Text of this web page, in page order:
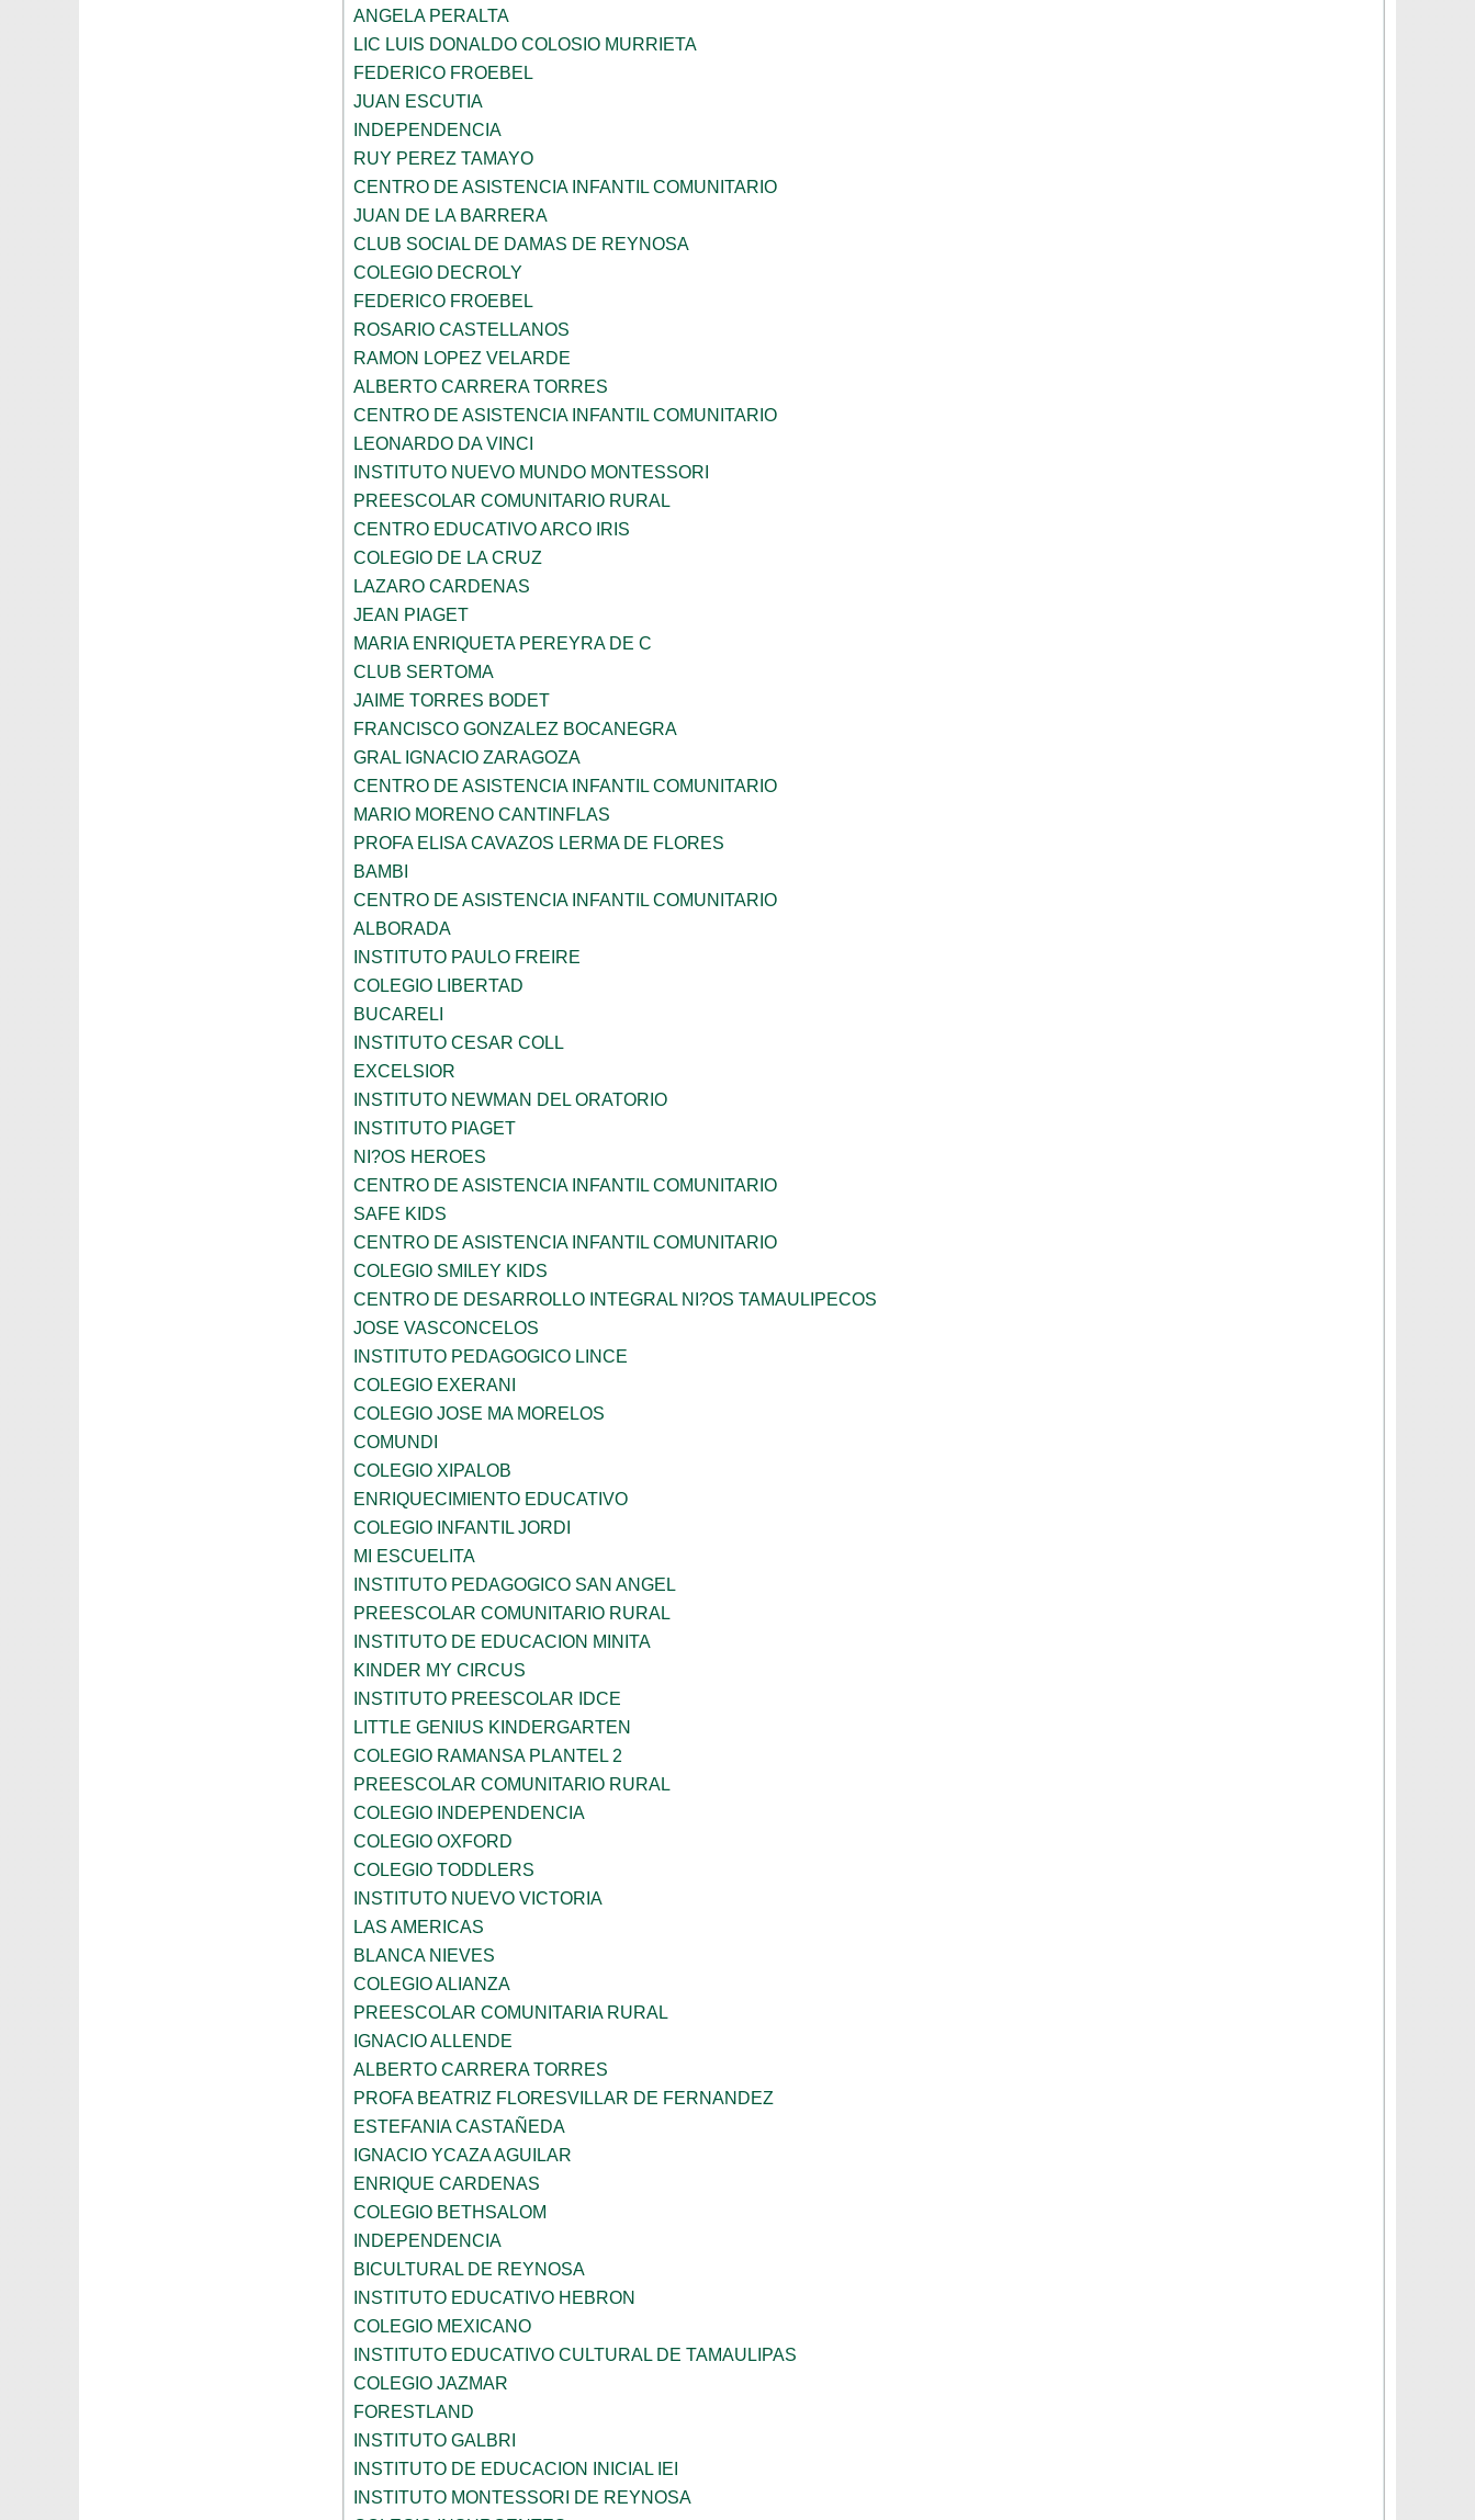
ANGELA PERALTA
LIC LUIS DONALDO COLOSIO MURRIETA
FEDERICO FROEBEL
JUAN ESCUTIA
INDEPENDENCIA
RUY PEREZ TAMAYO
CENTRO DE ASISTENCIA INFANTIL COMUNITARIO
JUAN DE LA BARRERA
CLUB SOCIAL DE DAMAS DE REYNOSA
COLEGIO DECROLY
FEDERICO FROEBEL
ROSARIO CASTELLANOS
RAMON LOPEZ VELARDE
ALBERTO CARRERA TORRES
CENTRO DE ASISTENCIA INFANTIL COMUNITARIO
LEONARDO DA VINCI
INSTITUTO NUEVO MUNDO MONTESSORI
PREESCOLAR COMUNITARIO RURAL
CENTRO EDUCATIVO ARCO IRIS
COLEGIO DE LA CRUZ
LAZARO CARDENAS
JEAN PIAGET
MARIA ENRIQUETA PEREYRA DE C
CLUB SERTOMA
JAIME TORRES BODET
FRANCISCO GONZALEZ BOCANEGRA
GRAL IGNACIO ZARAGOZA
CENTRO DE ASISTENCIA INFANTIL COMUNITARIO
MARIO MORENO CANTINFLAS
PROFA ELISA CAVAZOS LERMA DE FLORES
BAMBI
CENTRO DE ASISTENCIA INFANTIL COMUNITARIO
ALBORADA
INSTITUTO PAULO FREIRE
COLEGIO LIBERTAD
BUCARELI
INSTITUTO CESAR COLL
EXCELSIOR
INSTITUTO NEWMAN DEL ORATORIO
INSTITUTO PIAGET
NI?OS HEROES
CENTRO DE ASISTENCIA INFANTIL COMUNITARIO
SAFE KIDS
CENTRO DE ASISTENCIA INFANTIL COMUNITARIO
COLEGIO SMILEY KIDS
CENTRO DE DESARROLLO INTEGRAL NI?OS TAMAULIPECOS
JOSE VASCONCELOS
INSTITUTO PEDAGOGICO LINCE
COLEGIO EXERANI
COLEGIO JOSE MA MORELOS
COMUNDI
COLEGIO XIPALOB
ENRIQUECIMIENTO EDUCATIVO
COLEGIO INFANTIL JORDI
MI ESCUELITA
INSTITUTO PEDAGOGICO SAN ANGEL
PREESCOLAR COMUNITARIO RURAL
INSTITUTO DE EDUCACION MINITA
KINDER MY CIRCUS
INSTITUTO PREESCOLAR IDCE
LITTLE GENIUS KINDERGARTEN
COLEGIO RAMANSA PLANTEL 2
PREESCOLAR COMUNITARIO RURAL
COLEGIO INDEPENDENCIA
COLEGIO OXFORD
COLEGIO TODDLERS
INSTITUTO NUEVO VICTORIA
LAS AMERICAS
BLANCA NIEVES
COLEGIO ALIANZA
PREESCOLAR COMUNITARIA RURAL
IGNACIO ALLENDE
ALBERTO CARRERA TORRES
PROFA BEATRIZ FLORESVILLAR DE FERNANDEZ
ESTEFANIA CASTAÑEDA
IGNACIO YCAZA AGUILAR
ENRIQUE CARDENAS
COLEGIO BETHSALOM
INDEPENDENCIA
BICULTURAL DE REYNOSA
INSTITUTO EDUCATIVO HEBRON
COLEGIO MEXICANO
INSTITUTO EDUCATIVO CULTURAL DE TAMAULIPAS
COLEGIO JAZMAR
FORESTLAND
INSTITUTO GALBRI
INSTITUTO DE EDUCACION INICIAL IEI
INSTITUTO MONTESSORI DE REYNOSA